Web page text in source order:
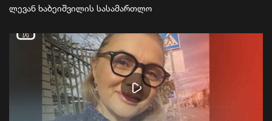
ლევან ხაბეიშვილის სასამართლო